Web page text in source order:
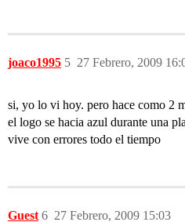
joaco1995 27 Febrero, 2009
5
si, yo lo vi hoy. pero hace como 2
el logo se hacia azul durante una
vive con errores todo el tiempo
Guest 27 Febrero, 2009 15:03
6